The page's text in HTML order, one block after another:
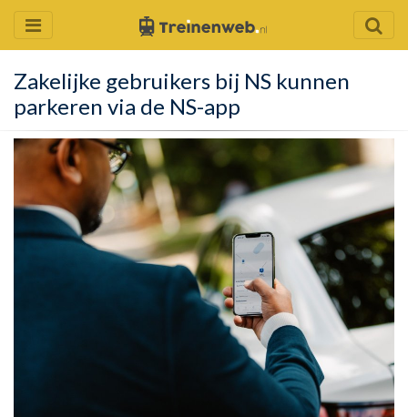
Zakelijke gebruikers bij NS kunnen
parkeren via de NS-app